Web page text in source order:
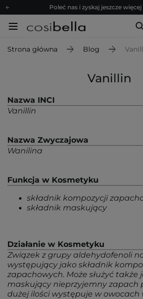
Poleć nas i zyskaj jeszcze
Zapisz się na newsletter
Z nami to możliwe! Realizacja
Zapisz się na newsletter
Strona główna Blog
Vanillin
Nazwa INCI
Vanillin
Nazwa Zwyczajowa
Wanilina
Funkcja w Kosmetyku
składnik kompozycji
składnik maskujący
Działanie w Kosmetyku
Związek z grupy aldehydofenoli
występujący jako składnik
zapachowych. Może służyć także
maskujący nieprzyjemny zapach
dużej ilości występuje w owocach